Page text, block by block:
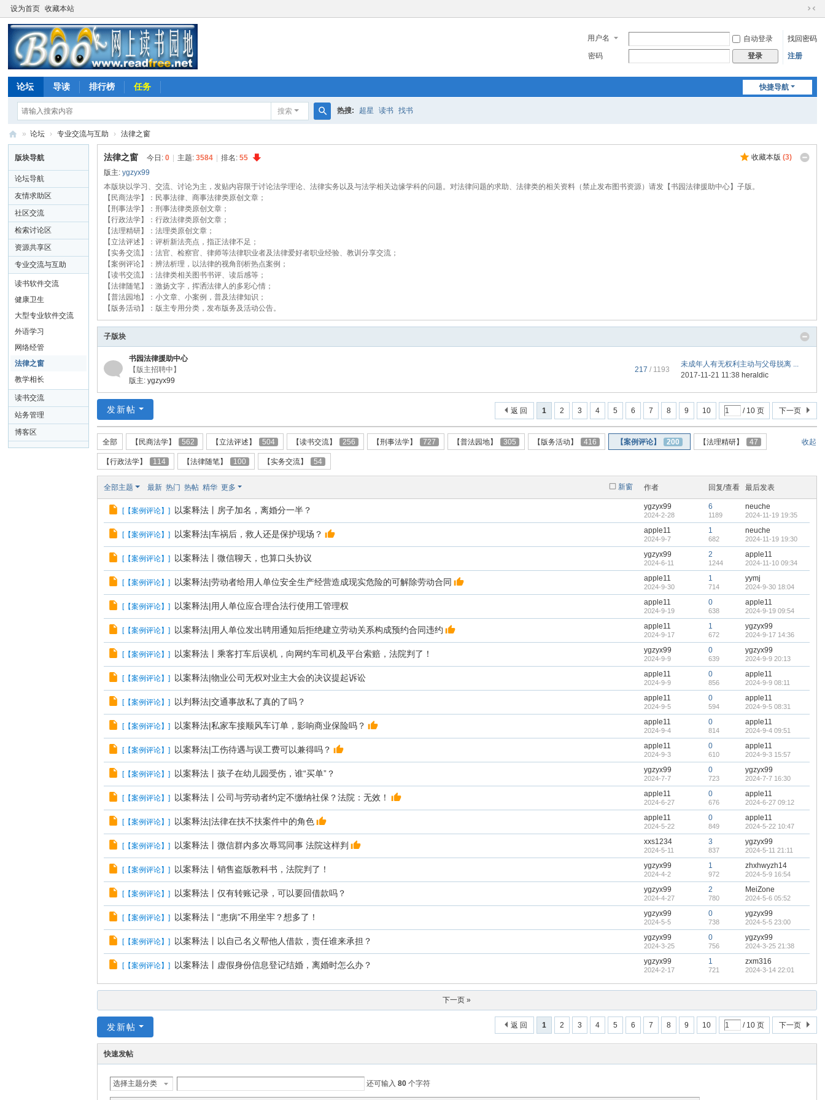
设为首页 收藏本站
切
到
用户名 自动登录
找回密码
密码
登录 注册
快捷导航
论坛 导读 排行榜 任务
搜索
索
热搜: 超星 读书 找书
上
读
书
园
地
» 论坛 › 专业交流与互助 › 法律之窗
版块导航
论坛导航
友情求助区
社区交流
检索讨论区
资源共享区
专业交流与互助
读书软件交流
健康卫生
大型专业软件交流
外语学习
网络经管
法律之窗
教学相长
读书交流
站务管理
博客区
收藏本版 (3)
法律之窗 今日:0 主题:3584 排名:55
版主:ygzyx99
本版块以学习、交流、讨论为主，发贴内容限于讨论法学理论、法律实务以及与法学相关边缘学科的问题。对法律问题的求助、法律类的相关资料（禁止发布图书资源）请发【书园法律援助中心】子版。
【民商法学】：民事法律、商事法律类原创文章；
【刑事法学】：刑事法律类原创文章；
【行政法学】：行政法律类原创文章；
【法理精研】：法理类原创文章；
【立法评述】：评析新法亮点，指正法律不足；
【实务交流】：法官、检察官、律师等法律职业者及法律爱好者职业经验、教训分享交流；
【案例评论】：辨法析理，以法律的视角剖析热点案例；
【读书交流】：法律类相关图书书评、读后感等；
【法律随笔】：激扬文字，挥洒法律人的多彩心情；
【普法园地】：小文章、小案例，普及法律知识；
【版务活动】：版主专用分类，发布版务及活动公告。
子版块
书园法律援助中心
【版主招聘中】
版主:ygzyx99
217 / 1193
未成年人有无权利主动与父母脱离 ...
2017-11-21 11:38 heraldic
1 2 3 4 5 6 7 8 9 10 / 10 页 下一页
返 回
发新帖
收起
全部 【民商法学】 562 【立法评述】 504 【读书交流】 256 【刑事法学】 727 【普法园地】 305 【版务活动】 416 【案例评论】 200 【法理精研】 47
【行政法学】 114 【法律随笔】 100 【实务交流】 54
新窗
全部主题 最新 热门 热帖 精华 更多 作者 回复/查看 最后发表
[【案例评论】] 以案释法丨房子加名，离婚分一半？ ygzyx99
2024-2-28
6
1189
neuche
2024-11-19 19:35
[【案例评论】] 以案释法|车祸后，救人还是保护现场？ apple11
2024-9-7
1
682
neuche
2024-11-19 19:30
[【案例评论】] 以案释法丨微信聊天，也算口头协议 ygzyx99
2024-6-11
2
1244
apple11
2024-11-10 09:34
[【案例评论】] 以案释法|劳动者给用人单位安全生产经营造成现实危险的可解除劳动合同 apple11
2024-9-30
1
714
yymj
2024-9-30 18:04
[【案例评论】] 以案释法|用人单位应合理合法行使用工管理权 apple11
2024-9-19
0
638
apple11
2024-9-19 09:54
[【案例评论】] 以案释法|用人单位发出聘用通知后拒绝建立劳动关系构成预约合同违约 apple11
2024-9-17
1
672
ygzyx99
2024-9-17 14:36
[【案例评论】] 以案释法丨乘客打车后误机，向网约车司机及平台索赔，法院判了！ ygzyx99
2024-9-9
0
639
ygzyx99
2024-9-9 20:13
[【案例评论】] 以案释法|物业公司无权对业主大会的决议提起诉讼 apple11
2024-9-9
0
856
apple11
2024-9-9 08:11
[【案例评论】] 以判释法|交通事故私了真的了吗？ apple11
2024-9-5
0
594
apple11
2024-9-5 08:31
[【案例评论】] 以案释法|私家车接顺风车订单，影响商业保险吗？ apple11
2024-9-4
0
814
apple11
2024-9-4 09:51
[【案例评论】] 以案释法|工伤待遇与误工费可以兼得吗？ apple11
2024-9-3
0
610
apple11
2024-9-3 15:57
[【案例评论】] 以案释法丨孩子在幼儿园受伤，谁“买单”？ ygzyx99
2024-7-7
0
723
ygzyx99
2024-7-7 16:30
[【案例评论】] 以案释法丨公司与劳动者约定不缴纳社保？法院：无效！ apple11
2024-6-27
0
676
apple11
2024-6-27 09:12
[【案例评论】] 以案释法|法律在扶不扶案件中的角色 apple11
2024-5-22
0
849
apple11
2024-5-22 10:47
[【案例评论】] 以案释法丨微信群内多次辱骂同事 法院这样判 xxs1234
2024-5-11
3
837
ygzyx99
2024-5-11 21:11
[【案例评论】] 以案释法丨销售盗版教科书，法院判了！ ygzyx99
2024-4-2
1
972
zhxhwyzh14
2024-5-9 16:54
[【案例评论】] 以案释法丨仅有转账记录，可以要回借款吗？ ygzyx99
2024-4-27
2
780
MeiZone
2024-5-6 05:52
[【案例评论】] 以案释法丨“患病”不用坐牢？想多了！ ygzyx99
2024-5-5
0
738
ygzyx99
2024-5-5 23:00
[【案例评论】] 以案释法丨以自己名义帮他人借款，责任谁来承担？ ygzyx99
2024-3-25
0
756
ygzyx99
2024-3-25 21:38
[【案例评论】] 以案释法丨虚假身份信息登记结婚，离婚时怎么办？ ygzyx99
2024-2-17
1
721
zxm316
2024-3-14 22:01
下一页 »
1 2 3 4 5 6 7 8 9 10 / 10 页 下一页
返 回
发新帖
快速发帖
选择主题分类 还可输入80 个字符